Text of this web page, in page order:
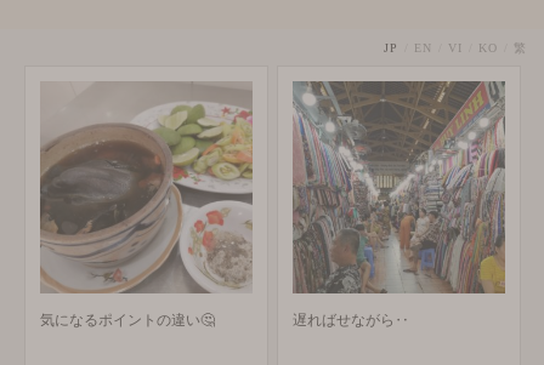
JP EN VI KO 繁
気になるポイントの違い🤔 遅ればせながら‥